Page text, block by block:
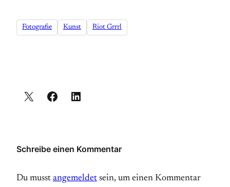
Fotografie Kunst Riot Grrrl
Schreibe einen Kommentar
Du musst angemeldet sein, um einen Kommentar